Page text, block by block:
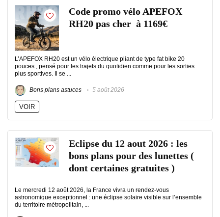
Code promo vélo APEFOX
RH20 pas cher à 1169€
L’APEFOX RH20 est un vélo électrique pliant de type fat bike 20
pouces , pensé pour les trajets du quotidien comme pour les sorties
plus sportives. Il se ...
Bons plans astuces 5 août 2026
VOIR
Eclipse du 12 aout 2026 : les
bons plans pour des lunettes (
dont certaines gratuites )
Le mercredi 12 août 2026, la France vivra un rendez-vous
astronomique exceptionnel : une éclipse solaire visible sur l’ensemble
du territoire métropolitain, ...